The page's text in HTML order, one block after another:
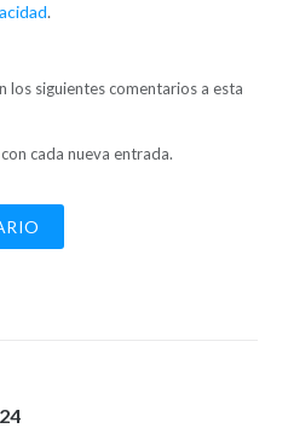
.
los siguientes comentarios a esta
cada nueva entrada.